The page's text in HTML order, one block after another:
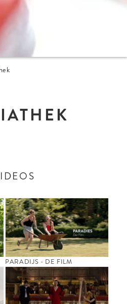
PARADIJS - DE FILM